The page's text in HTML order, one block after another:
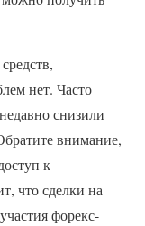
нет. Часто
снизили
внимание,
к
что сделки на
форекс-